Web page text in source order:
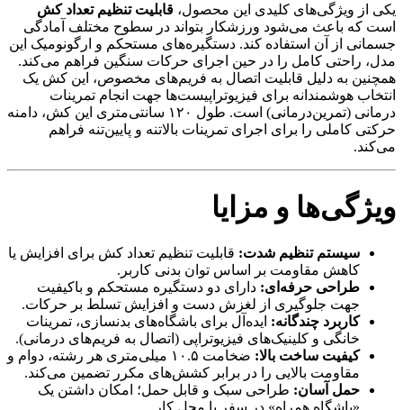
یکی از ویژگی‌های کلیدی این محصول، قابلیت تنظیم تعداد کش
است که باعث می‌شود ورزشکار بتواند در سطوح مختلف آمادگی
جسمانی از آن استفاده کند. دستگیره‌های مستحکم و ارگونومیک این
مدل، راحتی کامل را در حین اجرای حرکات سنگین فراهم می‌کند.
همچنین به دلیل قابلیت اتصال به فریم‌های مخصوص، این کش یک
انتخاب هوشمندانه برای فیزیوتراپیست‌ها جهت انجام تمرینات
درمانی (تمرین‌درمانی) است. طول ۱۲۰ سانتی‌متری این کش، دامنه
حرکتی کاملی را برای اجرای تمرینات بالاتنه و پایین‌تنه فراهم
می‌کند.
ویژگی‌ها و مزایا
سیستم تنظیم شدت: قابلیت تنظیم تعداد کش برای افزایش یا
کاهش مقاومت بر اساس توان بدنی کاربر.
طراحی حرفه‌ای: دارای دو دستگیره مستحکم و باکیفیت
جهت جلوگیری از لغزش دست و افزایش تسلط بر حرکات.
کاربرد چندگانه: ایده‌آل برای باشگاه‌های بدنسازی، تمرینات
خانگی و کلینیک‌های فیزیوتراپی (اتصال به فریم‌های درمانی).
کیفیت ساخت بالا:
ضخامت ۱۰.۵ میلی‌متری هر رشته، دوام و
مقاومت بالایی را در برابر کشش‌های مکرر تضمین می‌کند.
حمل آسان: طراحی سبک و قابل حمل؛ امکان داشتن یک
«باشگاه همراه» در سفر یا محل کار.